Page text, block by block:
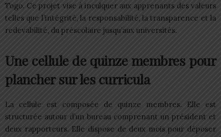
Togo. Ce projet vise à inculquer aux apprenants des valeurs
telles que l’intégrité, la responsabilité, la transparence et la
redevabilité, du préscolaire jusqu’aux universités.
Une cellule de quinze membres pour
plancher sur les curricula
La cellule est composée de quinze membres. Elle est
structurée autour d’un bureau comprenant un président et
deux rapporteurs. Elle dispose de deux mois pour déposer